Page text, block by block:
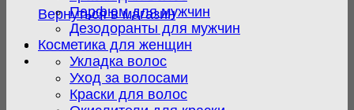
Вернуться в магазин
Парфюм для мужчин
Дезодоранты для мужчин
Косметика для женщин
Укладка волос
Уход за волосами
Краски для волос